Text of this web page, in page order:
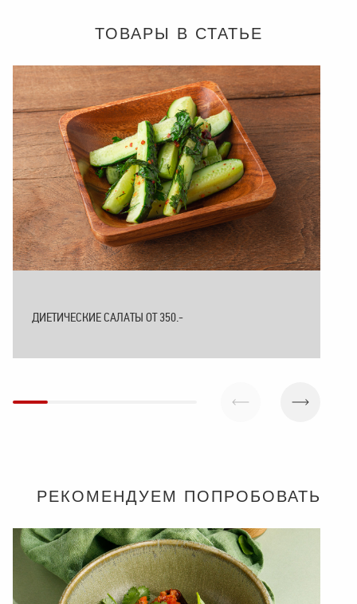
ТОВАРЫ В СТАТЬЕ
ДИЕТИЧЕСКИЕ САЛАТЫ ОТ 350.-
РЕКОМЕНДУЕМ ПОПРОБОВАТЬ